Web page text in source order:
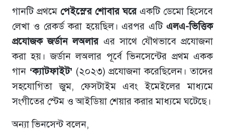
গানটি প্রথমে পেইস্লে’র শোবার ঘরেএকটি ডেমো হিসেবে
লেখা ও রেকর্ড করা হয়েছিল। এরপর এটি এলএ-ভিত্তিক
প্রযোজক জর্ডান লঅলারএর সাথে যৌথভাবে প্রযোজনা
করা হয়। জর্ডান লঅলার পূর্বে ভিনসেন্টের প্রথম একক
গান ‘ক্যাটফাইট’ (২০২৩) প্রযোজনা করেছিলেন। তাদের
সহযোগিতা জুম, ফেসটাইম এবং ইমেইলের মাধ্যমে
সংগীতের স্টেম ও আইডিয়া শেয়ার করার মাধ্যমে ঘটেছে।
অন্যা ভিনসেন্ট বলেন,